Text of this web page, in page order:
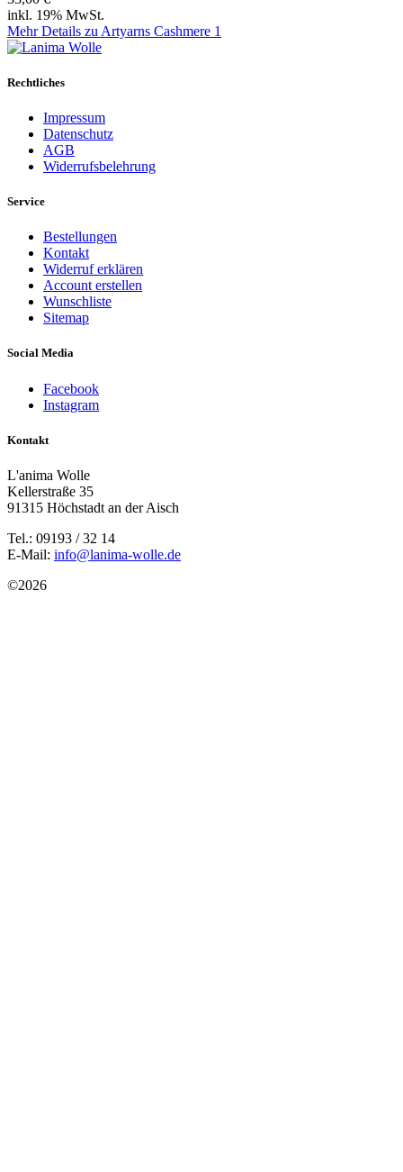
inkl. 19% MwSt.
Mehr Details zu Artyarns Cashmere 1
Rechtliches
Impressum
Datenschutz
AGB
Widerrufsbelehrung
Service
Bestellungen
Kontakt
Widerruf erklären
Account erstellen
Wunschliste
Sitemap
Social Media
Facebook
Instagram
Kontakt
L'anima Wolle
Kellerstraße 35
91315 Höchstadt an der Aisch
Tel.: 09193 / 32 14
E-Mail: info@lanima-wolle.de
©2026